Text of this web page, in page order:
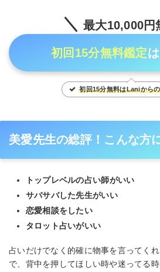
最大10,000円
初回15分無料鑑定
初回15分無料はLaniから
美愛先生の総評！こんな方
トップレベルの占い師がいい
サバサバした先生がいい
恋愛相談をしたい
タロット占いがいい
占いだけでなく的確に物事を言ってく
で、背中を押してほしい時や迷ってる時